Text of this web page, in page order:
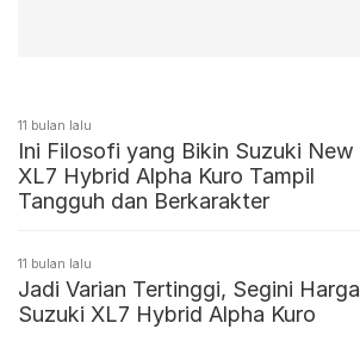
11 bulan lalu
Ini Filosofi yang Bikin Suzuki New
XL7 Hybrid Alpha Kuro Tampil
Tangguh dan Berkarakter
11 bulan lalu
Jadi Varian Tertinggi, Segini Harga
Suzuki XL7 Hybrid Alpha Kuro